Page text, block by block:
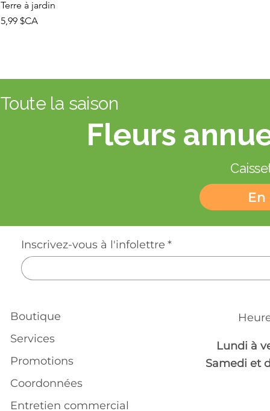
Terre à jardin
Prix
5,99 $CA
Fleurs
Toute la saison
Inscrivez-vous à l'infolettre *
Boutique
Services
Promotions
Coordonnées
Entretien commercial
Lundi à
Samedi et